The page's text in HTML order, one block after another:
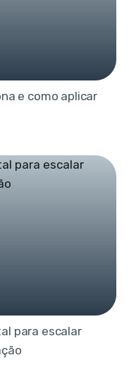
e como aplicar
para escalar